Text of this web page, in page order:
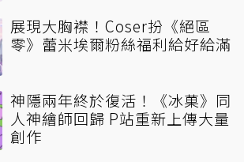
展現大胸襟！Coser扮《絕區
零》蕾米埃爾粉絲福利給好給滿
神隱兩年終於復活！《冰菓》同
人神繪師回歸 P站重新上傳大量
創作